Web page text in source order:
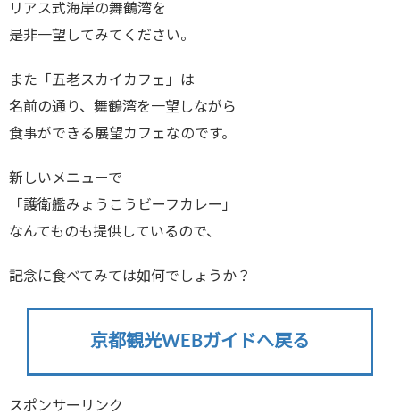
リアス式海岸の舞鶴湾を
是非一望してみてください。
また「五老スカイカフェ」は
名前の通り、舞鶴湾を一望しながら
食事ができる展望カフェなのです。
新しいメニューで
「護衛艦みょうこうビーフカレー」
なんてものも提供しているので、
記念に食べてみては如何でしょうか？
京都観光WEBガイドへ戻る
スポンサーリンク